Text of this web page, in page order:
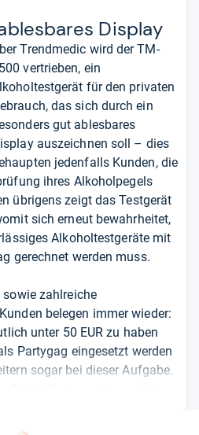
Dis­play
Trendmedic wird der TM-
vertrieben, ein
für den privaten
das sich durch ein
gut ablesbares
auszeichnen soll – dies
jedenfalls Kunden, die
ihres Alkoholpegels
übrigens zeigt das Testgerät
sich erneut bewahrheitet,
Alkoholtestgeräte mit
gerechnet werden muss.
zahlreiche
belegen immer wieder:
unter 50 EUR zu haben
Partygag eingesetzt werden
sogar bei dieser Aufgabe.